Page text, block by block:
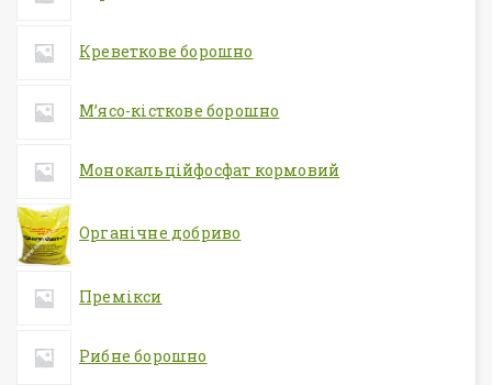
Креветкове борошно
М’ясо-кісткове борошно
Монокальційфосфат кормовий
Органічне добриво
Премікси
Рибне борошно